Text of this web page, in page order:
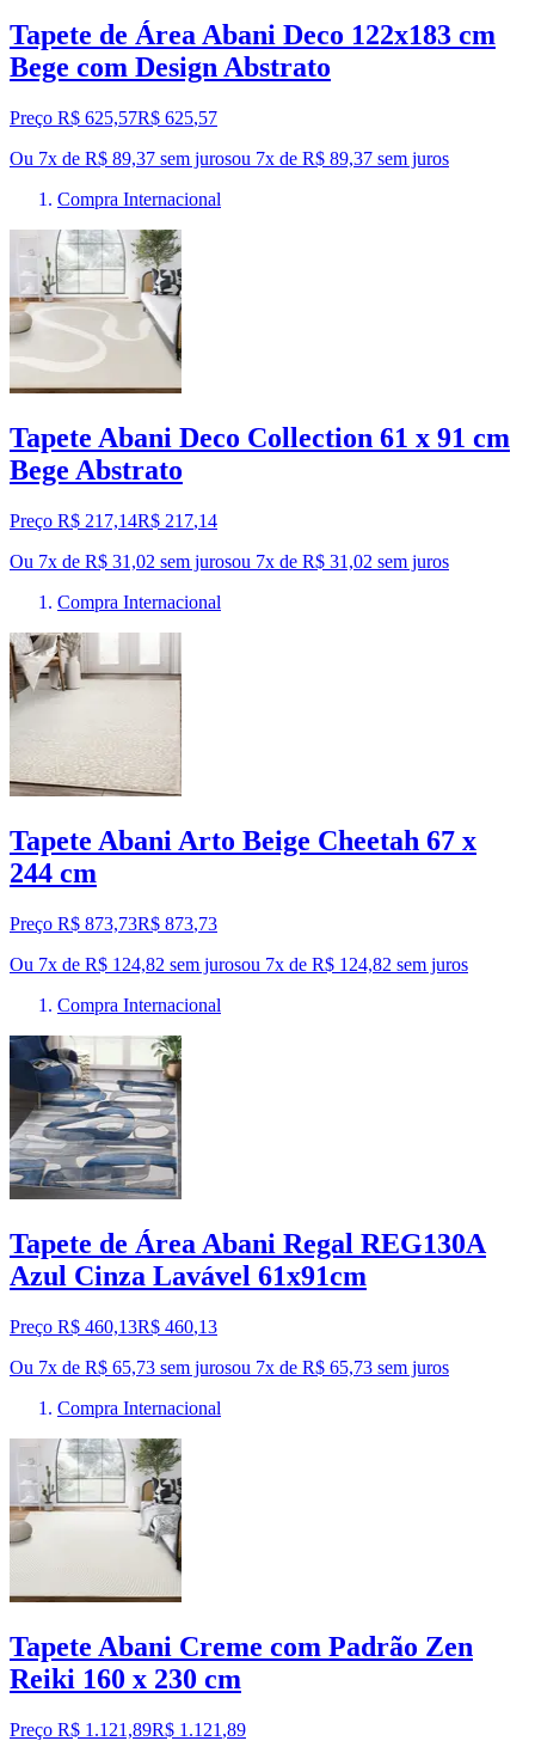
Tapete de Área Abani Deco 122x183 cm
Bege com Design Abstrato
Preço R$ 625,57R$ 625,57
Ou 7x de R$ 89,37 sem jurosou 7x de R$ 89,37 sem juros
Compra Internacional
Tapete Abani Deco Collection 61 x 91 cm
Bege Abstrato
Preço R$ 217,14R$ 217,14
Ou 7x de R$ 31,02 sem jurosou 7x de R$ 31,02 sem juros
Compra Internacional
Tapete Abani Arto Beige Cheetah 67 x
244 cm
Preço R$ 873,73R$ 873,73
Ou 7x de R$ 124,82 sem jurosou 7x de R$ 124,82 sem juros
Compra Internacional
Tapete de Área Abani Regal REG130A
Azul Cinza Lavável 61x91cm
Preço R$ 460,13R$ 460,13
Ou 7x de R$ 65,73 sem jurosou 7x de R$ 65,73 sem juros
Compra Internacional
Tapete Abani Creme com Padrão Zen
Reiki 160 x 230 cm
Preço R$ 1.121,89R$ 1.121 ,89